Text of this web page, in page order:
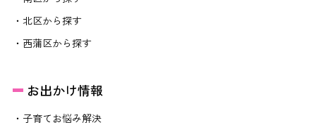
・北区から探す
・西蒲区から探す
お出かけ情報
・子育てお悩み解決